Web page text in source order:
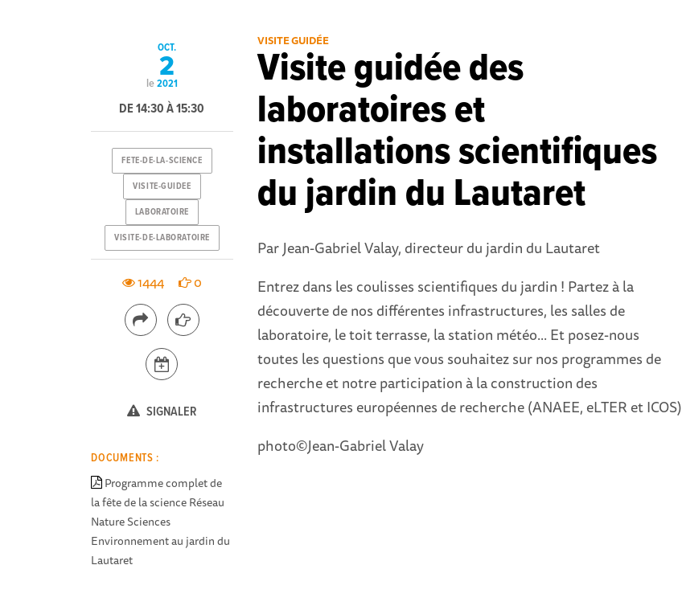
VISITE GUIDÉE
Visite guidée des
laboratoires et
installations scientifiques
du jardin du Lautaret
Par Jean-Gabriel Valay, directeur du jardin du Lautaret
Entrez dans les coulisses scientifiques du jardin ! Partez à la
découverte de nos différentes infrastructures, les salles de
laboratoire, le toit terrasse, la station météo... Et posez-nous
toutes les questions que vous souhaitez sur nos programmes de
recherche et notre participation à la construction des
infrastructures européennes de recherche (ANAEE, eLTER et ICOS)
photo©Jean-Gabriel Valay
le
OCT.
2
2021
DE 14:30 À 15:30
FETE-DE-LA-SCIENCE
VISITE-GUIDEE
LABORATOIRE
VISITE-DE-LABORATOIRE
1444 0
SIGNALER
DOCUMENTS :
Programme complet de
la fête de la science Réseau
Nature Sciences
Environnement au jardin du
Lautaret